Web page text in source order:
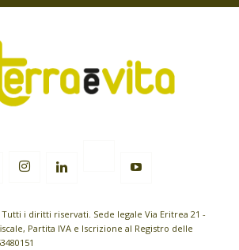
i diritti riservati. Sede legale Via Eritrea 21 -
Partita IVA e Iscrizione al Registro delle